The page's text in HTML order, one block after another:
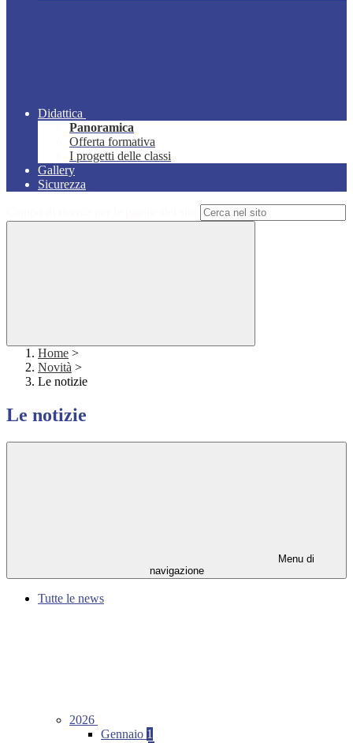
Didattica
Panoramica
Offerta formativa
I progetti delle classi
Gallery
Sicurezza
Home >
Novità >
Le notizie
Le notizie
Menu di
navigazione
Tutte le news
2026
Gennaio 1